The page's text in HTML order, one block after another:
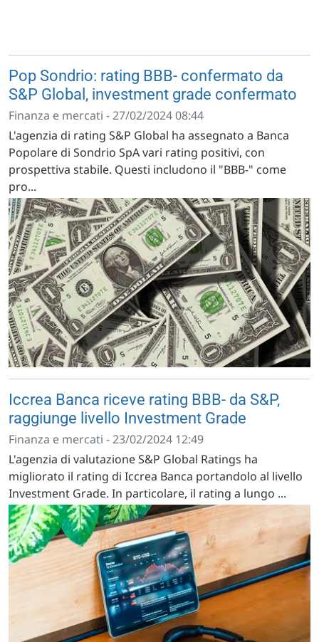
Pop Sondrio: rating BBB- confermato da
S&P Global, investment grade confermato
Finanza e mercati - 27/02/2024 08:44
L'agenzia di rating S&P Global ha assegnato a Banca
Popolare di Sondrio SpA vari rating positivi, con
prospettiva stabile. Questi includono il "BBB-" come
pro...
Iccrea Banca riceve rating BBB- da S&P,
raggiunge livello Investment Grade
Finanza e mercati - 23/02/2024 12:49
L'agenzia di valutazione S&P Global Ratings ha
migliorato il rating di Iccrea Banca portandolo al livello
Investment Grade. In particolare, il rating a lungo ...